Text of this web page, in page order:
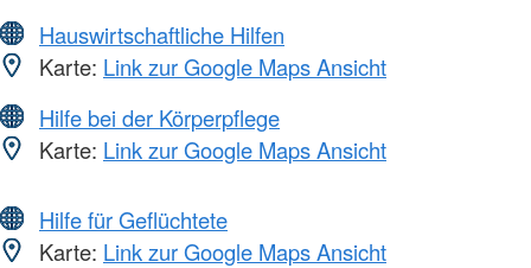
Hauswirtschaftliche Hilfen
Karte: Link zur Google Maps Ansicht
Hilfe bei der Körperpflege
Karte: Link zur Google Maps Ansicht
Hilfe für Geflüchtete
Karte: Link zur Google Maps Ansicht